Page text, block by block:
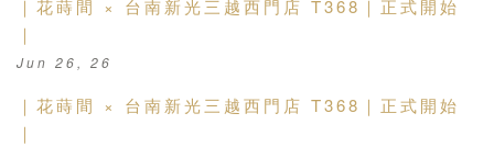
｜花蒔間 × 台南新光三越西門店 T368｜正式開始
｜
Jun 26, 26
｜花蒔間 × 台南新光三越西門店 T368｜正式開始
｜